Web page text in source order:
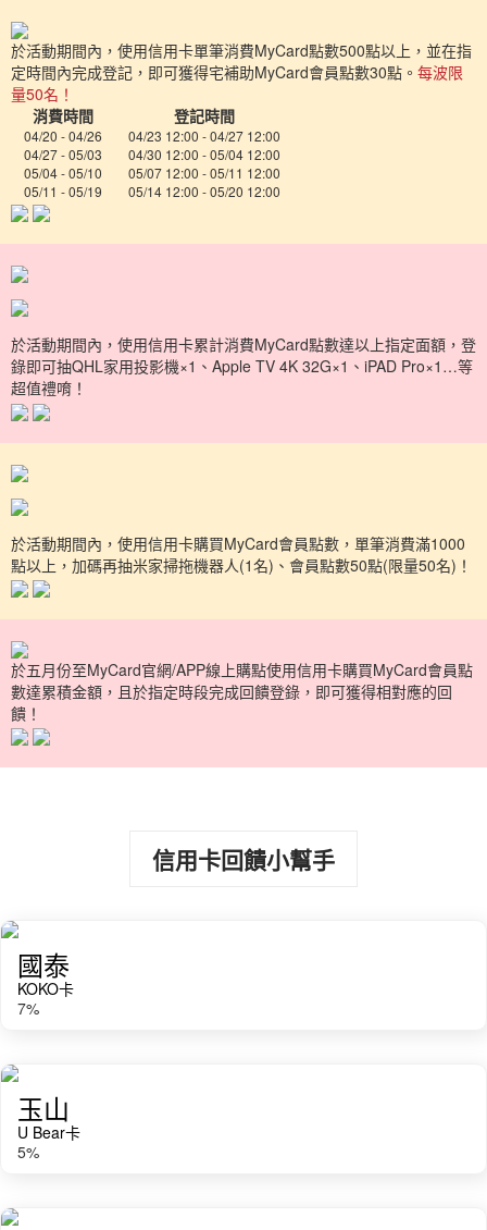
於活動期間內，使用信用卡單筆消費MyCard點數500點以上，並在指
定時間內完成登記，即可獲得宅補助MyCard會員點數30點。 每波限
量50名！
消費時間
登記時間
04/20 - 04/26
04/23 12:00 - 04/27 12:00
04/27 - 05/03
04/30 12:00 - 05/04 12:00
05/04 - 05/10
05/07 12:00 - 05/11 12:00
05/11 - 05/19
05/14 12:00 - 05/20 12:00
於活動期間內，使用信用卡累計消費MyCard點數達以上指定面額，登
錄即可抽QHL家用投影機×1、Apple TV 4K 32G×1、iPAD Pro×1…等
超值禮唷！
於活動期間內，使用信用卡購買MyCard會員點數，單筆消費滿1000
點以上，加碼再抽米家掃拖機器人(1名)、會員點數50點(限量50名)！
於五月份至MyCard官網/APP線上購點使用信用卡購買MyCard會員點
數達累積金額，且於指定時段完成回饋登錄，即可獲得相對應的回
饋！
信用卡回饋小幫手
國泰
KOKO卡
7%
玉山
U Bear卡
5%